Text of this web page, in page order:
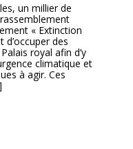
un millier de
« Extinction
d’occuper des
royal afin d’y
climatique et
à agir. Ces